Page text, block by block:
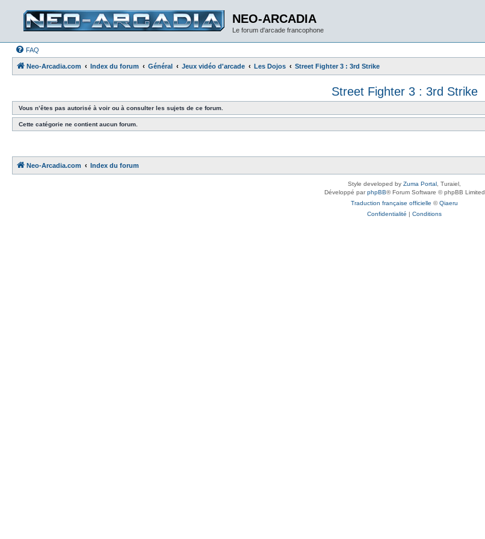
NEO-ARCADIA
Le forum d'arcade francophone
FAQ
Neo-Arcadia.com Index du forum Général Jeux vidéo d'arcade Les Dojos Street Fighter 3 : 3rd Strike
Street Fighter 3 : 3rd Strike
Vous n’êtes pas autorisé à voir ou à consulter les sujets de ce forum.
Cette catégorie ne contient aucun forum.
Neo-Arcadia.com Index du forum
Style developed by Zuma Portal , Turaiel,
Développé parphpBB® Forum Software © phpBB Limited
Traduction française officielle ©Qiaeru
Confidentialité | Conditions